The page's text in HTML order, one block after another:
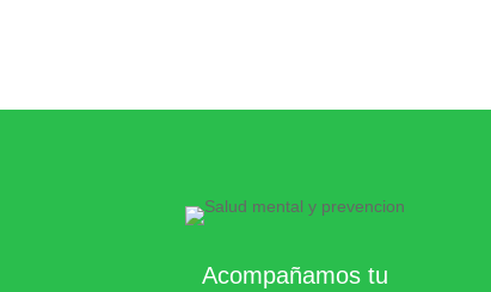
Acompañamos tu